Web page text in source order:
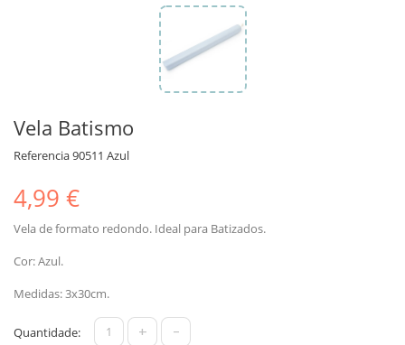
Vela Batismo
Referencia90511 Azul
4,99 €
Vela de formato redondo. Ideal para Batizados.
Cor: Azul.
Medidas: 3x30cm.
Quantidade: + -